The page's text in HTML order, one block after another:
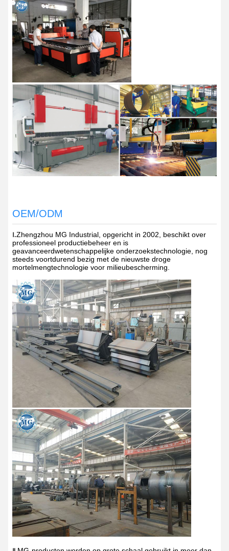
OEM/ODM
Ⅰ.Zhengzhou MG Industrial, opgericht in 2002, beschikt over
professioneel productiebeheer en is
geavanceerdwetenschappelijke onderzoekstechnologie, nog
steeds voortdurend bezig met de nieuwste droge
mortelmengtechnologie voor milieubescherming.